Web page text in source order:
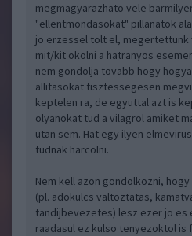
megmagyarazhato vele
"ellentmondasokat" pillanatok
jo erzessel tolt el, megertettunk
mit/kit okolni a hatranyos
nem gondolja tovabb hogy
allitasokat tisztessegesen
keptelen ra, de egyuttal azt is
olyanokat tud a vilagrol amiket
utan sem. Hat egy ilyen
tudnak harcolni.
Nem kell azon gondolkozni,
(pl. adokulcs valtoztatas,
tandijbevezetes) lesz ezer jo es
raadasul ez kulso tenyezoktol is